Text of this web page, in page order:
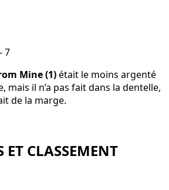
7
Mine (1)était le moins argenté
mais il n’a pas fait dans la dentelle,
de la marge.
ET CLASSEMENT